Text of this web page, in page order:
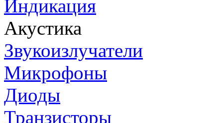
Индикация
Акустика
Звукоизлучатели
Микрофоны
Диоды
Транзисторы